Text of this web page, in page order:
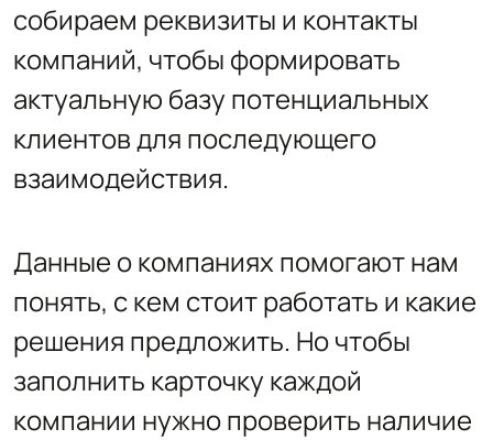
собираем реквизиты и контакты
компаний, чтобы формировать
актуальную базу потенциальных
клиентов для последующего
взаимодействия.
Данные о компаниях помогают нам
понять, с кем стоит работать и какие
решения предложить. Но чтобы
заполнить карточку каждой
компании нужно проверить наличие